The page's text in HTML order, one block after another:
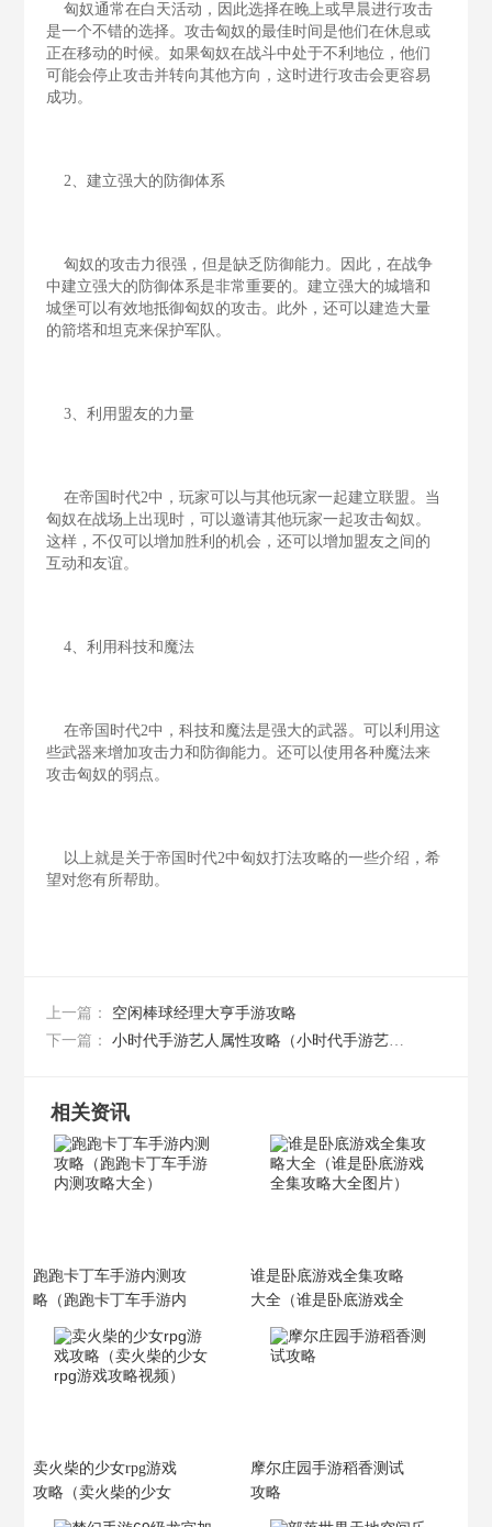
匈奴通常在白天活动，因此选择在晚上或早晨进行攻击
是一个不错的选择。攻击匈奴的最佳时间是他们在休息或
正在移动的时候。如果匈奴在战斗中处于不利地位，他们
可能会停止攻击并转向其他方向，这时进行攻击会更容易
成功。
2、建立强大的防御体系
匈奴的攻击力很强，但是缺乏防御能力。因此，在战争
中建立强大的防御体系是非常重要的。建立强大的城墙和
城堡可以有效地抵御匈奴的攻击。此外，还可以建造大量
的箭塔和坦克来保护军队。
3、利用盟友的力量
在帝国时代2中，玩家可以与其他玩家一起建立联盟。当
匈奴在战场上出现时，可以邀请其他玩家一起攻击匈奴。
这样，不仅可以增加胜利的机会，还可以增加盟友之间的
互动和友谊。
4、利用科技和魔法
在帝国时代2中，科技和魔法是强大的武器。可以利用这
些武器来增加攻击力和防御能力。还可以使用各种魔法来
攻击匈奴的弱点。
以上就是关于帝国时代2中匈奴打法攻略的一些介绍，希
望对您有所帮助。
上一篇： 空闲棒球经理大亨手游攻略
下一篇： 小时代手游艺人属性攻略（小时代手游艺人属性攻略图）
相关资讯
跑跑卡丁车手游内测攻
略（跑跑卡丁车手游内
测攻略大全）
谁是卧底游戏全集攻略
大全（谁是卧底游戏全
集攻略大全图片）
卖火柴的少女rpg游戏
攻略（卖火柴的少女
rpg游戏攻略视频）
摩尔庄园手游稻香测试
攻略